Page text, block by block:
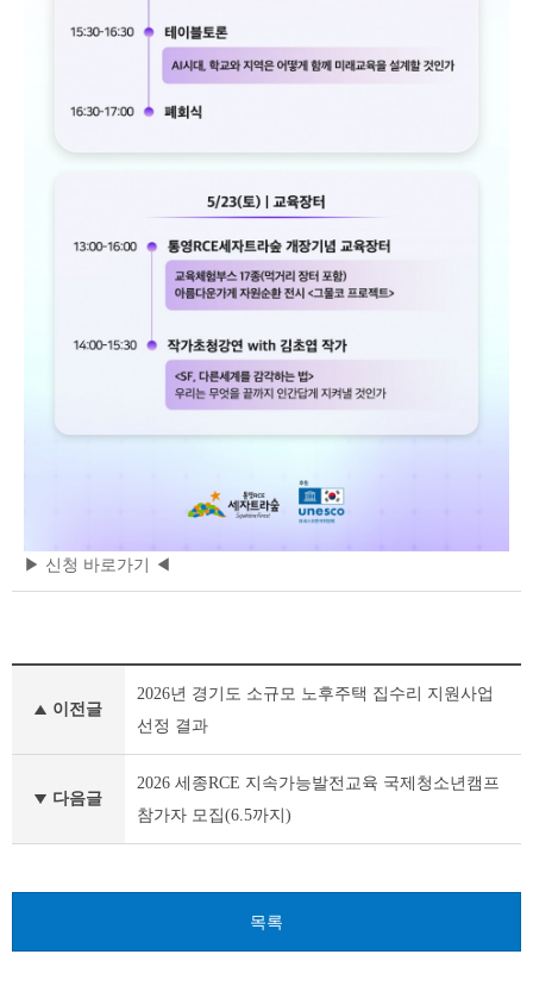
▶ 신청 바로가기 ◀
음
이전글
2026년 경기도 소규모 노후주택 집수리 지원사업
선정 결과
다음글
2026 세종RCE 지속가능발전교육 국제청소년캠프
참가자 모집(6.5까지)
목록